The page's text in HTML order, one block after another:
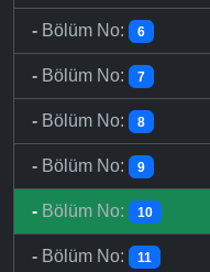
- Bölüm No: 6
- Bölüm No: 7
- Bölüm No: 8
- Bölüm No: 9
- Bölüm No: 10
- Bölüm No: 11